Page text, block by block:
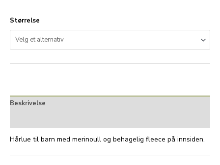
Størrelse
Beskrivelse
Hårlue til barn med merinoull og behagelig fleece på innsiden.